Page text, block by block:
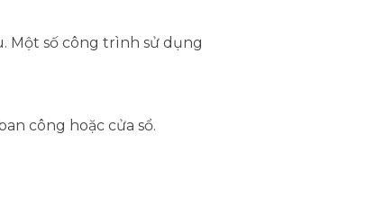
Một số công trình sử dụng
công hoặc cửa sổ.